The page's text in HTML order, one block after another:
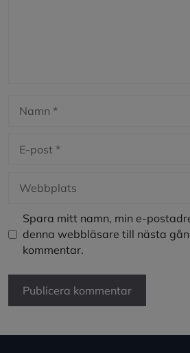
post
Spara mitt namn, min e-
denna webbläsare till nästa
kommentar.